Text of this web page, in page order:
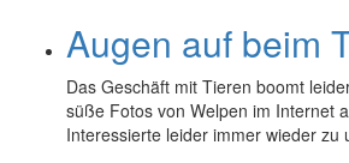
Augen auf beim
Das Geschäft mit Tieren boomt
süße Fotos von Welpen im Internet
Interessierte leider immer wieder zu